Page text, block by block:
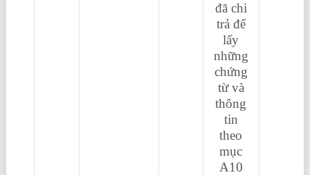
đã chi
trả để
lấy
những
chứng
từ và
thông
tin
theo
mục
A10